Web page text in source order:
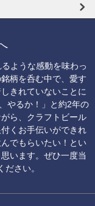
ような感動を味わっ
柄を呑む中で、愛す
きれていないことに
やるか！」と約2年の
ら、クラフトビール
くお手伝いができれ
でもらいたい！とい
います。ぜひ一度当
さい。